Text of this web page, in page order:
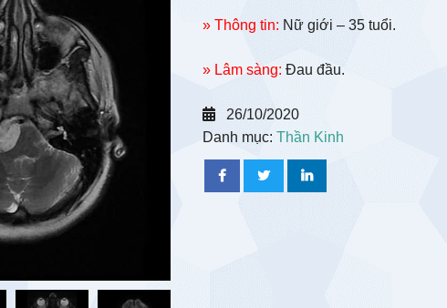
» Thông tin: Nữ giới – 35 tuổi.
» Lâm sàng: Đau đầu.
26/10/2020
Danh mục: Thần Kinh